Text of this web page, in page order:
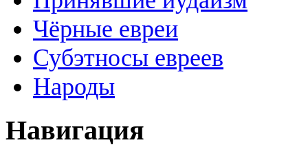
Чёрные евреи
Субэтносы евреев
Народы
Навигация